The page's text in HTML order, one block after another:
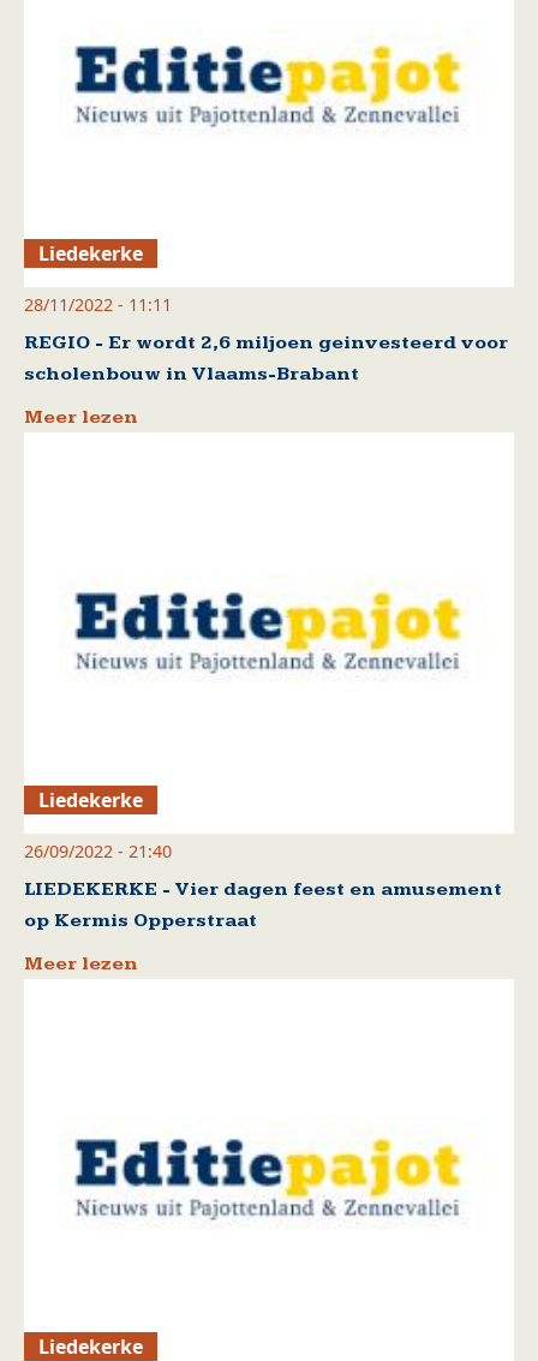
Liedekerke
28/11/2022 - 11:11
REGIO - Er wordt 2,6 miljoen geinvesteerd voor
scholenbouw in Vlaams-Brabant
Meer lezen
Liedekerke
26/09/2022 - 21:40
LIEDEKERKE - Vier dagen feest en amusement
op Kermis Opperstraat
Meer lezen
Liedekerke